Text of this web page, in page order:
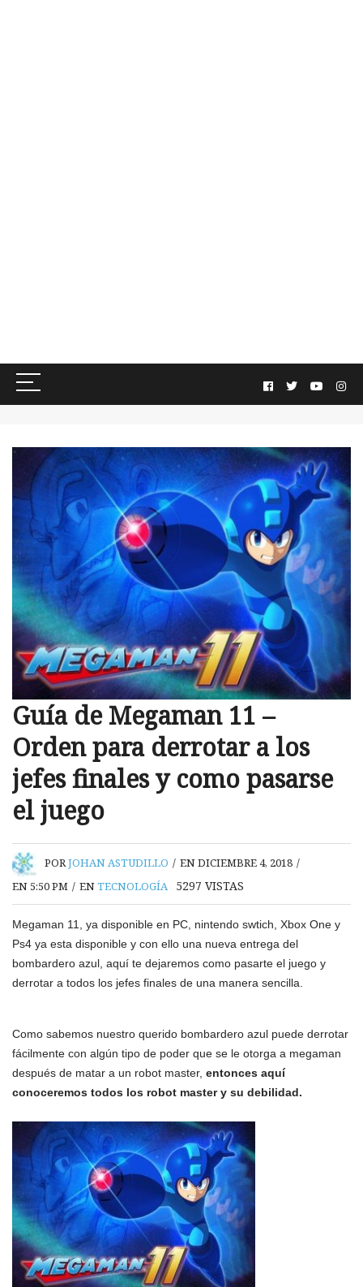
Guía de Megaman 11 –
Orden para derrotar a los
jefes finales y como pasarse
el juego
PORJOHAN ASTUDILLO / EN DICIEMBRE 4, 2018 /
EN 5:50 PM / ENTECNOLOGÍA 5297 VISTAS
Megaman 11, ya disponible en PC, nintendo swtich, Xbox One y
Ps4 ya esta disponible y con ello una nueva entrega del
bombardero azul, aquí te dejaremos como pasarte el juego y
derrotar a todos los jefes finales de una manera sencilla.
Como sabemos nuestro querido bombardero azul puede derrotar
fácilmente con algún tipo de poder que se le otorga a megaman
después de matar a un robot master, entonces aquí
conoceremos todos los robot master y su debilidad.